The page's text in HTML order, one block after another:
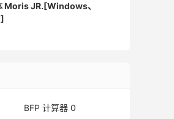
Moris JR.[Windows、
BFP 计算器 0